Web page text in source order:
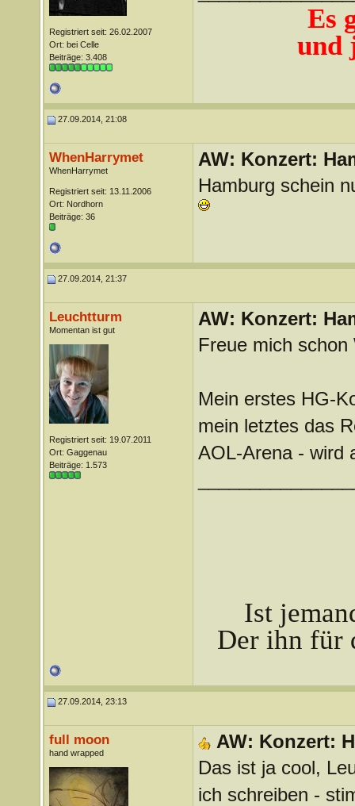
Registriert seit: 26.02.2007
Ort: bei Celle
Beiträge: 3.408
Es
und
27.09.2014, 21:08
WhenHarrymet
WhenHarrymet
Registriert seit: 13.11.2006
Ort: Nordhorn
Beiträge: 36
AW: Konzert:
Hamburg schein
27.09.2014, 21:37
Leuchtturm
Momentan ist gut
Registriert seit: 19.07.2011
Ort: Gaggenau
Beiträge: 1.573
AW: Konzert:
Freue mich
Mein erstes HG-
mein letztes das
AOL-Arena - wird
Ist
Der ihn für
27.09.2014, 23:13
full moon
hand wrapped
AW: Konzert:
Das ist ja cool,
ich schreiben -